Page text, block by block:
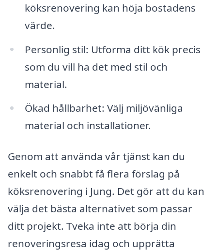
köksrenovering kan höja bostadens
värde.
Personlig stil: Utforma ditt kök precis
som du vill ha det med stil och
material.
Ökad hållbarhet: Välj miljövänliga
material och installationer.
Genom att använda vår tjänst kan du
enkelt och snabbt få flera förslag på
köksrenovering i Jung. Det gör att du kan
välja det bästa alternativet som passar
ditt projekt. Tveka inte att börja din
renoveringsresa idag och upprätta